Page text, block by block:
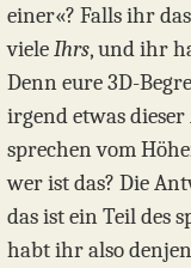
einer«? Falls ihr
vieleIhrs, und ihr
Denn eure 3D-
irgend etwas
sprechen vom
wer ist das? Die
das ist ein Teil des
habt ihr also